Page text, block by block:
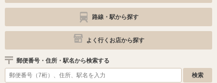
路線・駅から探す
よく行くお店から探す
郵便番号・住所・駅名から検索する